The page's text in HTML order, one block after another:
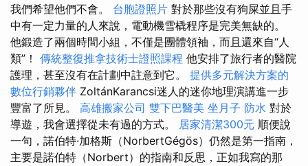
我們希望他們不會。 台胞證照片 對於那些沒有狗屎並且手
中有一定力量的人來說，電動機雪橇程序是完美無缺的。
他鍛造了兩個時間小組，不僅是團體領袖，而且還來自“人
類”！ 傳統整復推拿技術士證照課程 他安排了旅行者的醫院
護理，甚至沒有在計劃中註意到它。 提供多元解決方案的
數位行銷夥伴 ZoltánKarancsi迷人的迷你地理演講進一步
豐富了所見。 高雄搬家公司 雙下巴醫美 坐月子 防水 對於
導遊，我會選擇從未有過的方式。 居家清潔300元 順便說
一句，諾伯特·加格斯（NorbertGégös）仍然是第一指南，
主要是諾伯特（Norbert）的指南和反思，正如我寫的那